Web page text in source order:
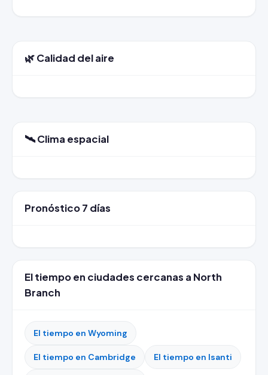
🌿 Calidad del aire
🛰️ Clima espacial
Pronóstico 7 días
El tiempo en ciudades cercanas a North
Branch
El tiempo en Wyoming
El tiempo en Cambridge El tiempo en Isanti